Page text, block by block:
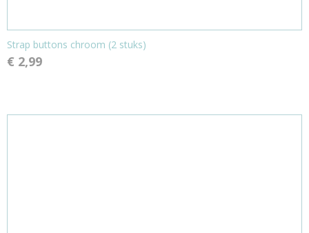
Strap buttons chroom (2 stuks)
€ 2,99